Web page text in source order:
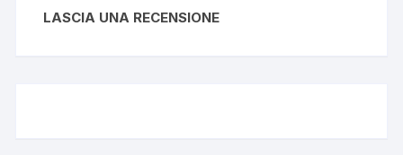
LASCIA UNA RECENSIONE